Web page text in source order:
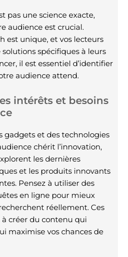
pas une science exacte,
audience est crucial.
est unique, et vos lecteurs
spécifiques à leurs
il est essentiel d’identifier
audience attend.
intérêts et besoins
gadgets et des technologies
chérit l’innovation,
les dernières
et les produits innovants
Pensez à utiliser des
en ligne pour mieux
réellement. Ces
créer du contenu qui
maximise vos chances de